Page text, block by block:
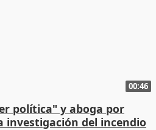
00:46
política" y aboga por
investigación del incendio